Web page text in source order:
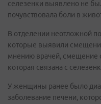
селезенки выявлено не
почувствовала боли в
В отделении неотложной
которые выявили
мнению врачей, смещение
которая связана с
У женщины ранее было
заболевание печени,